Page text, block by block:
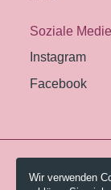
Soziale
Instagram
Facebook
© 2026
Wir verwenden